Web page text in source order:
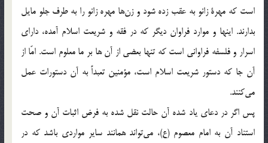
است كه مهرة زانو به عقب زده شود و زن‌ها مهره زانو را به طرف جلو مايل
بدارند. اينها و موارد فراوان ديگر كه در فقه و شريعت اسلام آمده، داراي
اسرار و فلسفه فراواني است که تنها بعضي از آن ها بر ما معلوم است. امّا از
آن جا كه دستور شريعت اسلام است، مؤمنين تعبداً به آن دستورات عمل
مي‌كنند.
پس اگر در دعاي ياد شده آن حالت نقل شده به فرض اثبات آن و صحت
استناد آن به امام معصوم (ع)، مي‌تواند همانند ساير مواردي باشد كه در